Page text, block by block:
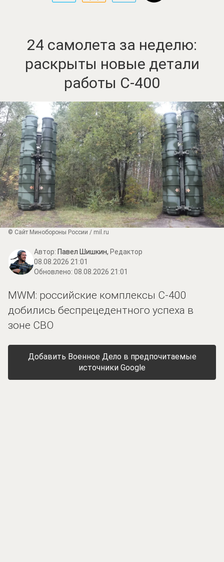
24 самолета за неделю:
раскрыты новые детали
работы С-400
© Сайт Минобороны России / mil.ru
Автор: Павел Шишкин, Редактор
08.08.2026 21:01
Обновлено: 08.08.2026 21:01
MWM: российские комплексы С-400
добились беспрецедентного успеха в
зоне СВО
Добавить Военное Дело в предпочитаемые
источники Google